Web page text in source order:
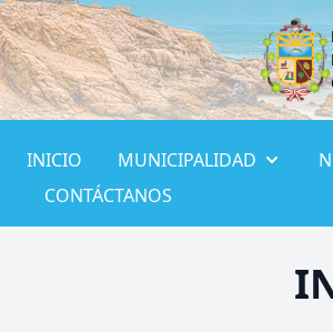
INICIO MUNICIPALIDAD
CONTÁCTANOS